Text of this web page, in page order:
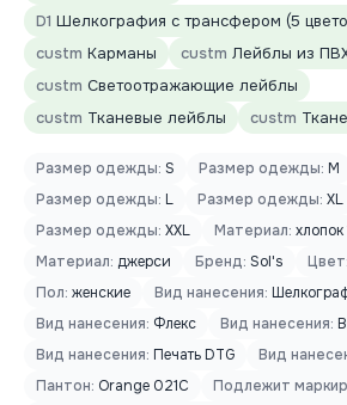
D1 Шелкография с трансфером (5
custm Карманы custm Лейблы из
custm Светоотражающие лейблы
custm Тканевые лейблы custm
Размер одежды: S Размер одежды: M
Размер одежды: L Размер одежды: XL
Размер одежды: XXL Материал:
Материал: джерси Бренд: Sol's Цвет:
Пол: женские Вид нанесения:
Вид нанесения: Флекс Вид нанесения:
Вид нанесения: Печать DTG Вид
Пантон: Orange 021C Подлежит